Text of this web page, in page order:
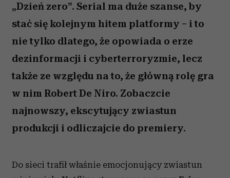
„Dzień zero”. Serial ma duże szanse, by
stać się kolejnym hitem platformy – i to
nie tylko dlatego, że opowiada o erze
dezinformacji i cyberterroryzmie, lecz
także ze względu na to, że główną rolę gra
w nim Robert De Niro. Zobaczcie
najnowszy, ekscytujący zwiastun
produkcji i odliczajcie do premiery.
Do sieci trafił właśnie emocjonujący zwiastun